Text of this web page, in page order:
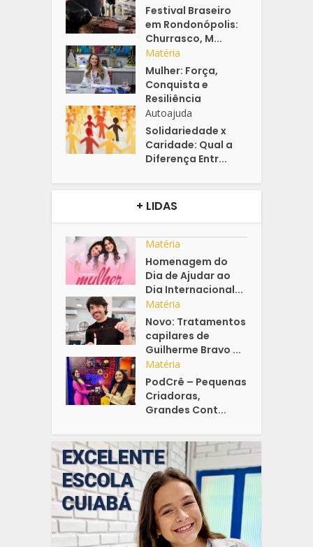
Festival Braseiro
em Rondonópolis:
Churrasco, M...
Matéria
Mulher: Força,
Conquista e
Resiliência
Autoajuda
Solidariedade x
Caridade: Qual a
Diferença Entr...
+ LIDAS
Matéria
Homenagem do
Dia de Ajudar ao
Dia Internacional...
Matéria
Novo: Tratamentos
capilares de
Guilherme Bravo ...
Matéria
PodCrê – Pequenas
Criadoras,
Grandes Cont...